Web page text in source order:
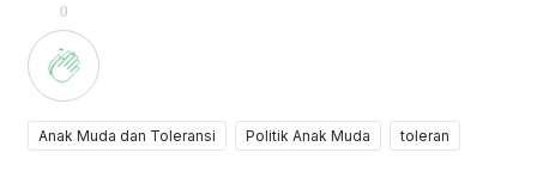
0
Anak Muda dan Toleransi Politik Anak Muda toleran